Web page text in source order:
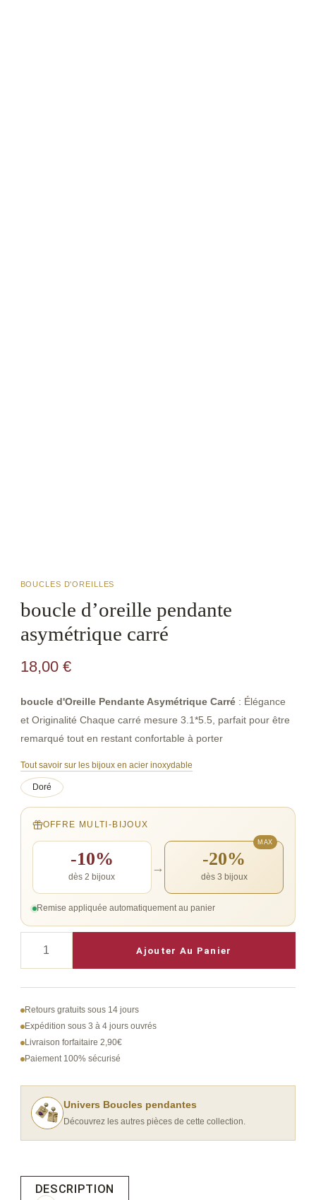
BOUCLES D'OREILLES
boucle d’oreille pendante
asymétrique carré
18,00 €
boucle d'Oreille Pendante Asymétrique Carré: Élégance
et Originalité Chaque carré mesure 3.1*5.5, parfait pour être
remarqué tout en restant confortable à porter
Tout savoir sur les bijoux en acier inoxydable
Doré
OFFRE MULTI-BIJOUX
-10%
dès 2 bijoux
→ -20%
dès 3 bijoux
Remise appliquée automatiquement au panier
pendante
asymétrique
carré
Ajouter Au Panier
Retours gratuits sous 14 jours
Expédition sous 3 à 4 jours ouvrés
Livraison forfaitaire 2,90€
Paiement 100% sécurisé
Univers Boucles pendantes
Découvrez les autres pièces de cette collection.
DESCRIPTION